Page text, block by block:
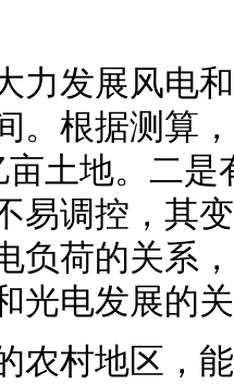
力发展风电
。根据测算
土地。二
易调控，其
负荷的关系
光电发展的
农村地区，